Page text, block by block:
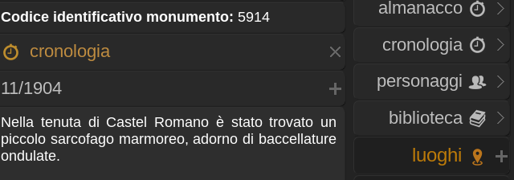
almanacco
cronologia
personaggi
biblioteca
luoghi
Codice identificativo monumento: 5914
cronologia
11/1904
Nella tenuta di Castel Romano è stato trovato un
piccolo sarcofago marmoreo, adorno di baccellature
ondulate.